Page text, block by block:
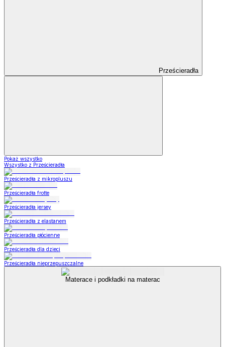
Prześcieradła
Pokaż wszystko
Wszystko z Prześcieradła
Prześcieradła z mikropluszu
Prześcieradła frotte
Prześcieradła jersey
Prześcieradła z elastanem
Prześcieradła płócienne
Prześcieradła dla dzieci
Prześcieradła nieprzepuszczalne
Materace i podkładki na materac